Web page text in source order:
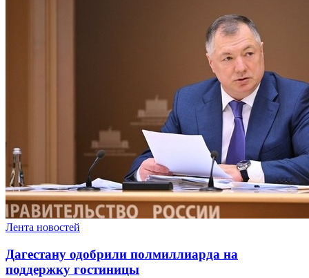
Лента новостей
Дагестану одобрили полмиллиарда на
поддержку гостиницы